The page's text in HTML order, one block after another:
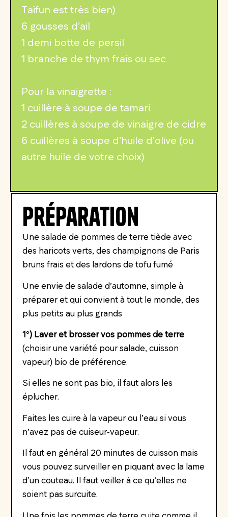
Taifun est très bien)
6 gousses d’ail
1 demi botte de persil
1 branche de thym frais ou sec
Pour la vinaigrette :
1 cuillère à soupe de tamari
2 cuillères à soupe de vinaigre de cidre
6 cuillères à soupe d’huile d’olive (ou
autre huile de votre choix)
Préparation
Une salade de pommes de terre tiède avec
des haricots verts, des champignons de Paris
bruns frais et des lardons de tofu fumé
Une envie de salade d’automne, simple à
préparer et qui convient à tout le monde, des
plus petits au plus grands
1°) Laver et brosser vos pommes de terre
(choisir une variété pour salade, cuisson
vapeur) bio de préférence.
Si elles ne sont pas bio, il faut alors les
éplucher.
Faites les cuire à la vapeur ou l’eau si vous
n’avez pas de cuiseur-vapeur.
Il faut en général 20 minutes de cuisson mais
vous pouvez surveiller en piquant avec la lame
d’un couteau. Il faut veiller à ce qu’elles ne
soient pas surcuite.
Une fois les pommes de terre cuite comme il